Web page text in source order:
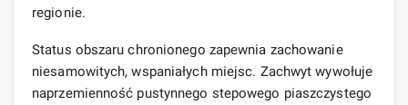
regionie.
Status obszaru chronionego zapewnia zachowanie
niesamowitych, wspaniałych miejsc. Zachwyt wywołuje
naprzemienność pustynnego stepowego piaszczystego